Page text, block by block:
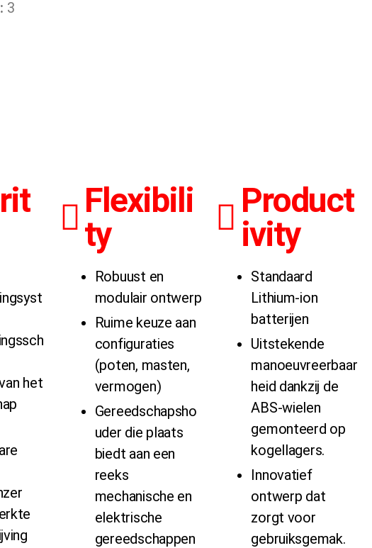
3
het
Flexibili
ty
Robuust en
modulair ontwerp
Ruime keuze aan
configuraties
(poten, masten,
vermogen)
Gereedschapsho
uder die plaats
biedt aan een
reeks
mechanische en
elektrische
gereedschappen
Product
ivity
Standaard
Lithium-ion
batterijen
Uitstekende
manoeuvreerbaar
heid dankzij de
ABS-wielen
gemonteerd op
kogellagers.
Innovatief
ontwerp dat
zorgt voor
gebruiksgemak.